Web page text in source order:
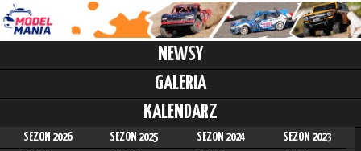
NEWSY
GALERIA
KALENDARZ
SEZON 2026 SEZON 2025 SEZON 2024
SEZON 2023